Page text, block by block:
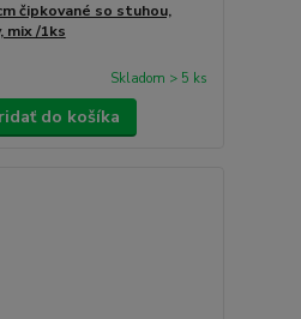
čipkované so stuhou,
/1ks
Skladom > 5 ks
do košíka